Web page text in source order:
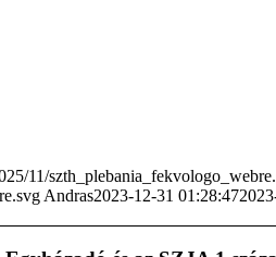
11/
Andras2023-12-31 01:28:47